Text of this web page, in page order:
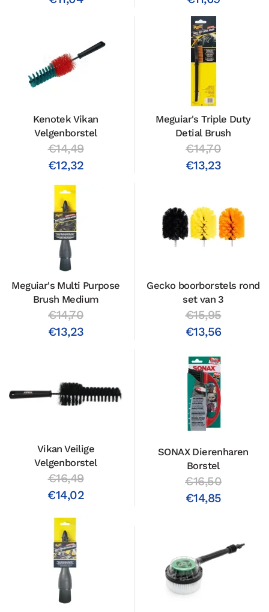
Kenotek Vikan
Velgenborstel
€14,49
€12,32
Meguiar's Triple Duty
Detial Brush
€14,70
€13,23
Meguiar's Multi Purpose
Brush Medium
€14,70
€13,23
Gecko boorborstels rond
set van 3
€15,95
€13,56
Vikan Veilige
Velgenborstel
€16,49
€14,02
SONAX Dierenharen
Borstel
€16,50
€14,85